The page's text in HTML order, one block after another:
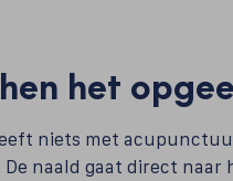
het
niets met
naald gaat direct naar